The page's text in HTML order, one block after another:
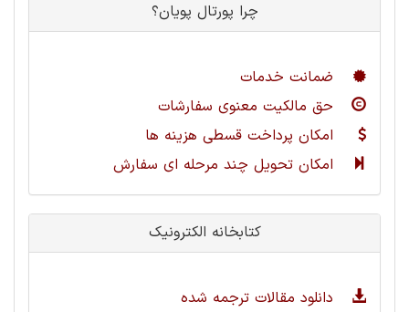
چرا پورتال پویان؟
ضمانت خدمات
حق مالکیت معنوی سفارشات
امکان پرداخت قسطی هزینه ها
امکان تحویل چند مرحله ای سفارش
کتابخانه الکترونیک
دانلود مقالات ترجمه شده